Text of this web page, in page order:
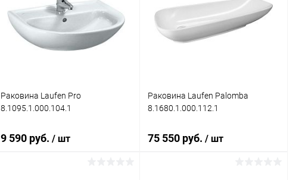
Купить в 1 клик Сравнение
В избранное Под заказ
Купить в 1 клик Сравнение
В избранное Под заказ
Раковина Laufen Pro
8.1095.1.000.104.1
9 590 руб. / шт
Раковина Laufen Palomba
8.1680.1.000.112.1
75 550 руб./ шт